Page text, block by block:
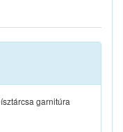
garnitúra